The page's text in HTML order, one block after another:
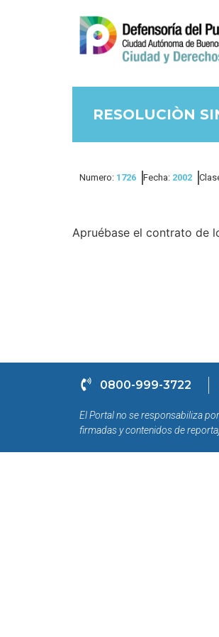
RESOLUCIÒN
Numero: 1726 Fecha: 2002
Apruébase el contrato de
0800-999-3722
El Portal no se responsabiliza
firmadas y contenidos de